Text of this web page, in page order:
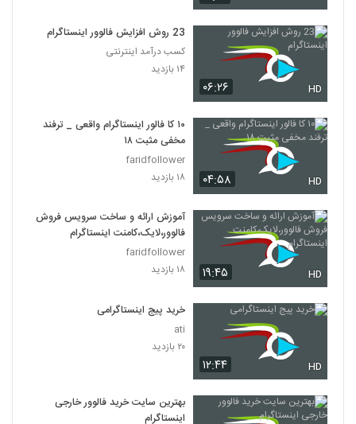
۰۶:۲۶ HD
23 روش افزایش فالوور اینستاگرام
کسب درآمد اینترنتی
۱۴ بازدید
۰۴:۵۸ HD
۱۰ کا فالور اینستاگرام واقعی _ ترفند
مخفی مثبت ۱۸
faridfollower
۱۸ بازدید
۱۹:۴۵ HD
آموزش ارائه و ساخت سرویس فروش
فالوور،لایک،کامنت اینستاگرام
faridfollower
۱۸ بازدید
۱۲:۴۴ HD
خرید پیج اینستاگرامی
ati
۲۰ بازدید
بهترین سایت خرید فالوور خارجی
اینستاگرام